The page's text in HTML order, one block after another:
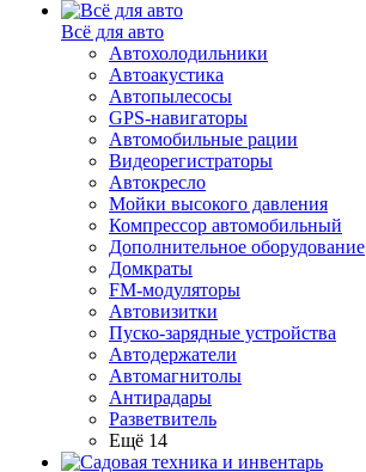
Всё для авто
Автохолодильники
Автоакустика
Автопылесосы
GPS-навигаторы
Автомобильные рации
Видеорегистраторы
Автокресло
Мойки высокого давления
Компрессор автомобильный
Дополнительное оборудование
Домкраты
FM-модуляторы
Автовизитки
Пуско-зарядные устройства
Автодержатели
Автомагнитолы
Антирадары
Разветвитель
Ещё 14